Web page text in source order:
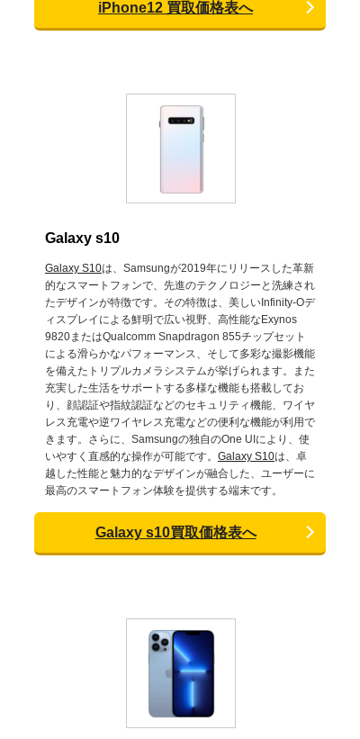
iPhone12 買取価格表へ
Galaxy s10
Galaxy S10は、Samsungが2019年にリリースした革新
的なスマートフォンで、先進のテクノロジーと洗練され
たデザインが特徴です。その特徴は、美しいInfinity-Oデ
ィスプレイによる鮮明で広い視野、高性能なExynos
9820またはQualcomm Snapdragon 855チップセット
による滑らかなパフォーマンス、そして多彩な撮影機能
を備えたトリプルカメラシステムが挙げられます。また
充実した生活をサポートする多様な機能も搭載してお
り、顔認証や指紋認証などのセキュリティ機能、ワイヤ
レス充電や逆ワイヤレス充電などの便利な機能が利用で
きます。さらに、Samsungの独自のOne UIにより、使
いやすく直感的な操作が可能です。 Galaxy S10は、卓
越した性能と魅力的なデザインが融合した、ユーザーに
最高のスマートフォン体験を提供する端末です。
Galaxy s10買取価格表へ